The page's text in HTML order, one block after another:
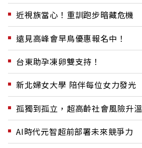
近視族當心！重訓跑步暗藏危機
遠見高峰會早鳥優惠報名中！
台東助孕凍卵雙支持！
新北婦女大學 陪伴每位女力發光
孤獨到孤立，超高齡社會風險升溫
AI時代元智超前部署未來競爭力